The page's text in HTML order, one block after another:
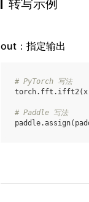
转写示例
out：指定输出
# PyTorch 写法
torch. fft . ifft2(x
# Paddle 写法
paddle.assign(